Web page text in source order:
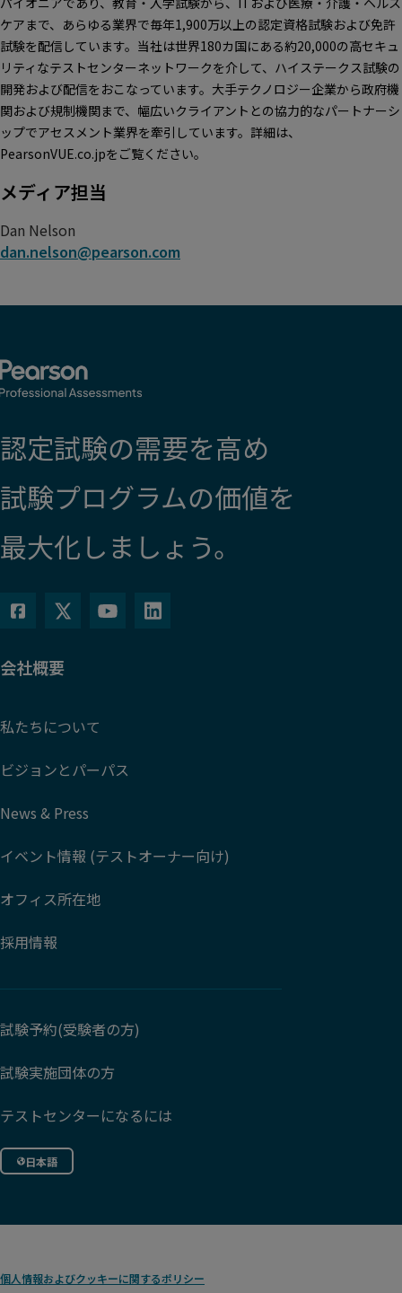
ケアまで、あらゆる業界で毎年1,900万以上の認定資格試験および免許
試験を配信しています。当社は世界180カ国にある約20,000の高セキュ
リティなテストセンターネットワークを介して、ハイステークス試験の
開発および配信をおこなっています。大手テクノロジー企業から政府機
関および規制機関まで、幅広いクライアントとの協力的なパートナーシ
ップでアセスメント業界を牽引しています。詳細は、
PearsonVUE.co.jpをご覧ください。
メディア担当
Dan Nelson
dan.nelson@pearson.com
認定試験の需要を高め
試験プログラムの価値を
最大化しましょう。
会社概要
私たちについて
ビジョンとパーパス
News & Press
イベント情報 (テストオーナー向け)
オフィス所在地
採用情報
試験予約(受験者の方)
試験実施団体の方
テストセンターになるには
日本語
個人情報およびクッキーに関するポリシー